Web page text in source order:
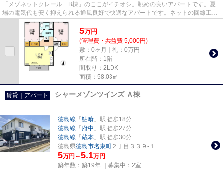
「メゾネットクレール B棟」のここがイチオシ。眺めの良いアパートです。夏
場の電気代も安く抑えられる通風良好で快適なアパートです。ネットの回線工事
が済んでいるのですぐにパソコ...
5万円
(管理費・共益費 5,000円)
敷：0ヶ月｜礼：0万円
所在階：1階
間取り：2LDK
面積：58.03㎡
賃貸｜アパート シャーメゾンツインズ Ａ棟
徳島線 「 鮎喰 」駅 徒歩18分
徳島線 「 府中 」駅 徒歩27分
徳島線 「 蔵本 」駅 徒歩30分
徳島県徳島市名東町 ２丁目３３９-１
5万円～5.1万円
築年数：築19年 ｜募集中： 2室